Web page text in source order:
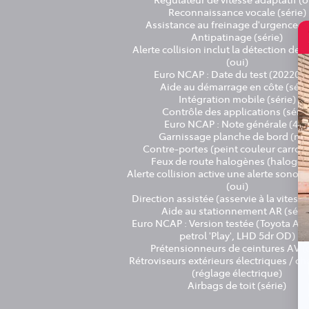
Reconnaissance vocale (série)
Assistance au freinage d'urgence
Antipatinage (série)
Alerte collision inclut la détection des
(oui)
Euro NCAP : Date du test
Aide au démarrage en côte
Intégration mobile (série)
Contrôle des applications
Euro NCAP : Note générale
Garnissage planche de bord
Contre-portes (peint couleur
Feux de route halogènes
Alerte collision active une alerte
(oui)
Direction assistée (asservie à la
Aide au stationnement AR
Euro NCAP : Version testée (Toyota
petrol 'Play', LHD 5dr OD)
Rétroviseurs extérieurs électriques /
(réglage électrique)
Airbags de toit (série)